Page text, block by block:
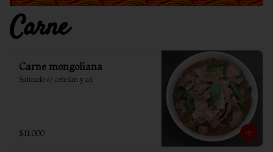
Carne
Carne mongoliana
Salteado c/ cebollin y aji
$11.000